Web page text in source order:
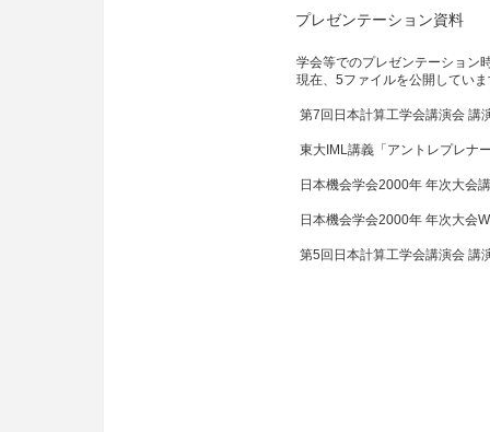
プレゼンテーション資料
学会等でのプレゼンテーション
現在、5ファイルを公開してい
第7回日本計算工学会講演会 講
東大IML講義「アントレプレナ
日本機会学会2000年 年次大会
日本機会学会2000年 年次大会
第5回日本計算工学会講演会 講